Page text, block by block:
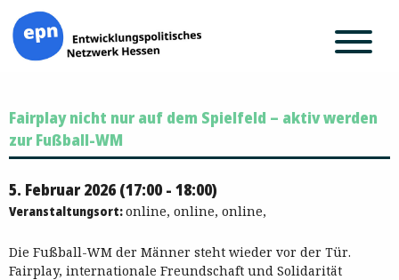
Inhalt
springen
Fairplay nicht nur auf dem Spielfeld – aktiv werden
zur Fußball-WM
5. Februar 2026 (17:00 - 18:00)
Veranstaltungsort:online, online, online,
Die Fußball-WM der Männer steht wieder vor der Tür.
Fairplay, internationale Freundschaft und Solidarität